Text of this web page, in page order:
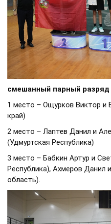
смешанный парный разряд
1 место – Ощурков Виктор и
край)
2 место – Лаптев Данил и
(Удмуртская Республика)
3 место – Бабкин Артур и
Республика), Ахмеров Данил
область).